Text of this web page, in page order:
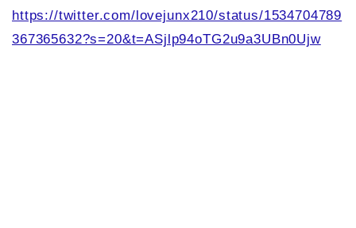
https://twitter.com/lovejunx210/status/1534704789
367365632?s=20&t=ASjlp94oTG2u9a3UBn0Ujw